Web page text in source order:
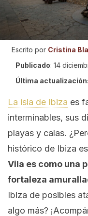
Escrito por Cristina
Publicado: 14
Última actualización:
La isla de Ibiza es
interminables, sus
playas y calas.
histórico de Ibiza
Vila es como una
fortaleza
Ibiza de posibles
algo más?